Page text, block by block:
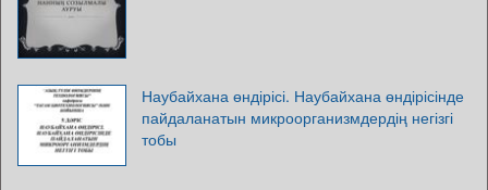
Наубайхана өндірісі. Наубайхана өндірісінде
пайдаланатын микроорганизмдердің негізгі
тобы